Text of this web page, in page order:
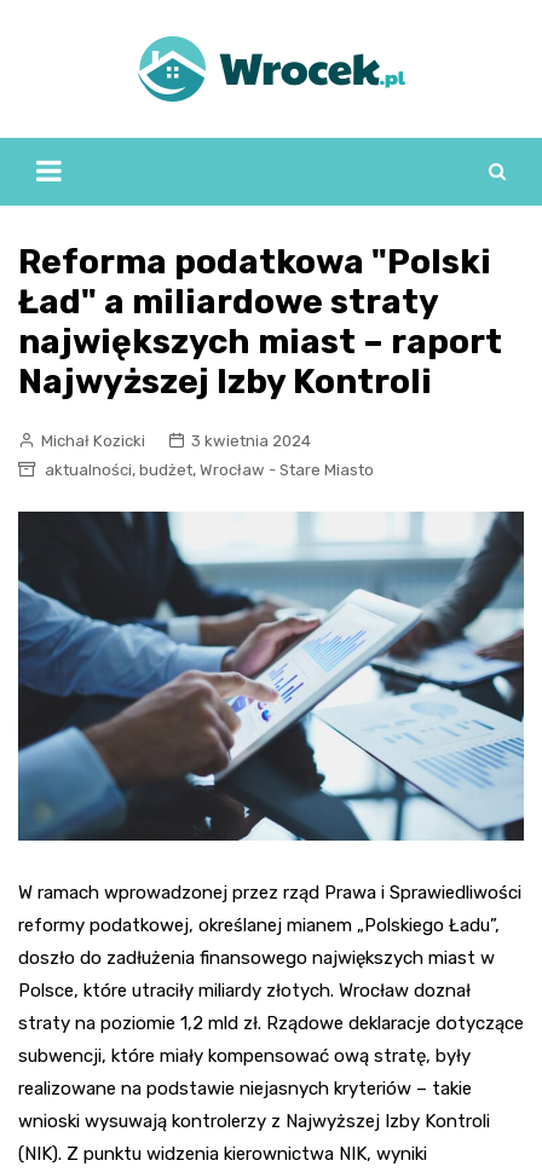
Reforma podatkowa "Polski
Ład" a miliardowe straty
największych miast – raport
Najwyższej Izby Kontroli
Michał Kozicki
3 kwietnia 2024
aktualności, budżet, Wrocław - Stare Miasto
W ramach wprowadzonej przez rząd Prawa i Sprawiedliwości
reformy podatkowej, określanej mianem „Polskiego Ładu”,
doszło do zadłużenia finansowego największych miast w
Polsce, które utraciły miliardy złotych. Wrocław doznał
straty na poziomie 1,2 mld zł. Rządowe deklaracje dotyczące
subwencji, które miały kompensować ową stratę, były
realizowane na podstawie niejasnych kryteriów – takie
wnioski wysuwają kontrolerzy z Najwyższej Izby Kontroli
(NIK). Z punktu widzenia kierownictwa NIK, wyniki